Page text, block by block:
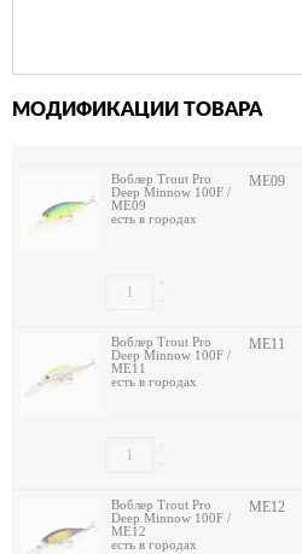
МОДИФИКАЦИИ ТОВАРА
Воблер Trout Pro
Deep Minnow 100F /
ME09
есть в городах
ME09
-
+
Воблер Trout Pro
Deep Minnow 100F /
ME11
есть в городах
ME11
-
+
Воблер Trout Pro
Deep Minnow 100F /
ME12
есть в городах
ME12